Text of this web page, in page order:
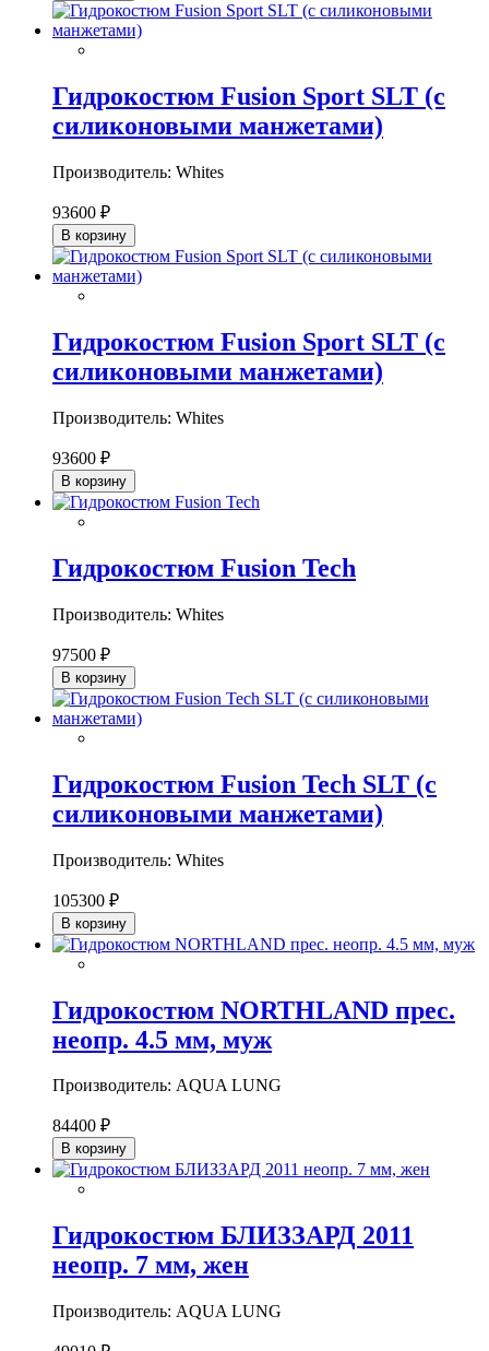
Гидрокостюм Fusion Sport SLT (с
силиконовыми манжетами)
Производитель: Whites
93600 ₽
В корзину
Гидрокостюм Fusion Sport SLT (с
силиконовыми манжетами)
Производитель: Whites
93600 ₽
В корзину
Гидрокостюм Fusion Tech
Производитель: Whites
97500 ₽
В корзину
Гидрокостюм Fusion Tech SLT (с
силиконовыми манжетами)
Производитель: Whites
105300 ₽
В корзину
Гидрокостюм NORTHLAND прес.
неопр. 4.5 мм, муж
Производитель: AQUA LUNG
84400 ₽
В корзину
Гидрокостюм БЛИЗЗАРД 2011
неопр. 7 мм, жен
Производитель: AQUA LUNG